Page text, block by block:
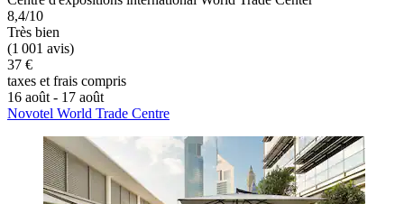
8,4/10
Très bien
(1 001 avis)
37 €
taxes et frais compris
16 août - 17 août
Novotel World Trade Centre